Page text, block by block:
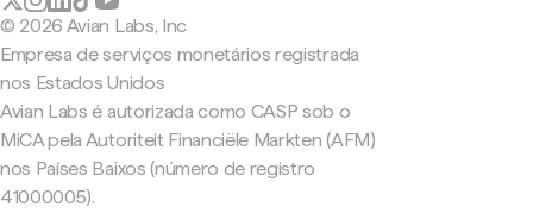
© 2026 Avian Labs, Inc
Empresa de serviços monetários registrada
nos Estados Unidos
Avian Labs é autorizada como CASP sob o
MiCA pela Autoriteit Financiële Markten (AFM)
nos Países Baixos (número de registro
41000005).